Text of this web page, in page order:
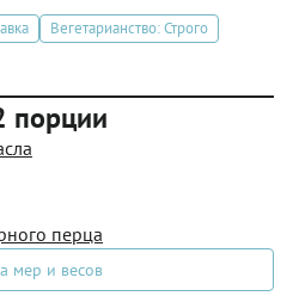
Вегетарианство: Строго
порции
перца
мер и весов